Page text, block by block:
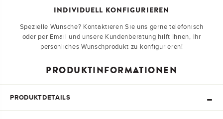
INDIVIDUELL KONFIGURIEREN
Spezielle Wünsche? Kontaktieren Sie uns gerne telefonisch
oder per Email und unsere Kundenberatung hilft Ihnen, Ihr
persönliches Wunschprodukt zu konfigurieren!
PRODUKTINFORMATIONEN
PRODUKTDETAILS